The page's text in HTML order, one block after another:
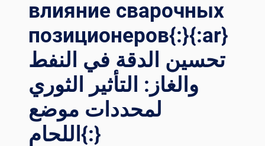
влияние сварочных
позиционеров{:}{:ar}
تحسين الدقة في النفط
والغاز: التأثير الثوري
لمحددات موضع
اللحام{:}